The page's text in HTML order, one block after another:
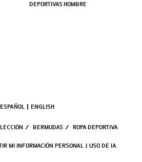
DEPORTIVAS HOMBRE
MI INFORMACIÓN PERSONAL USO DE IA
/ BERMUDAS / ROPA DEPORTIVA
ESPAÑOL ENGLISH